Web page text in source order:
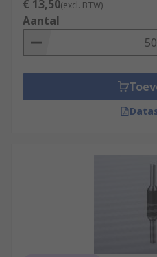
€ 13,50(excl. BTW)
Aantal